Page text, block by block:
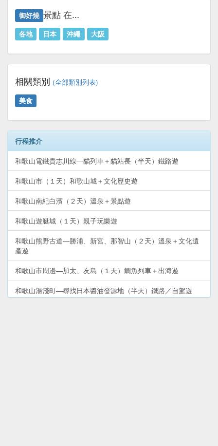
御好燒 景點 在...
各地 日本 沖繩 大阪
相關類別 (全部類別列表)
美食
行程推介
和歌山電鐵貴志川線—貓列車＋貓站長（半天）鐵路遊
和歌山市（１天）和歌山城＋文化歷史遊
和歌山南紀白濱（２天）溫泉＋景點遊
和歌山遊艇城（１天）親子玩樂遊
和歌山熊野古道—勝浦、新宮、那智山（２天）溫泉＋文化遺
產遊
和歌山市周邊—加太、友島（１天）鯛魚列車＋出海遊
和歌山湯淺町—尋找日本醬油發源地（半天）鐵路／自駕遊